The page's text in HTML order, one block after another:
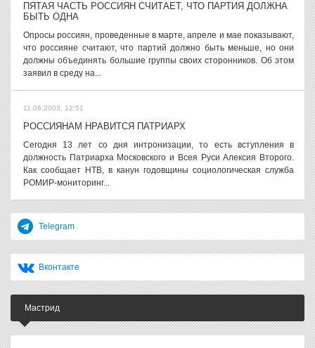
ПЯТАЯ ЧАСТЬ РОССИЯН СЧИТАЕТ, ЧТО ПАРТИЯ ДОЛЖНА
БЫТЬ ОДНА
Опросы россиян, проведенные в марте, апреле и мае показывают,
что россияне считают, что партий должно быть меньше, но они
должны объединять большие группы своих сторонников. Об этом
заявил в среду на...
11.06.2003, 12:51
РОССИЯНАМ НРАВИТСЯ ПАТРИАРХ
Сегодня 13 лет со дня интронизации, то есть вступления в
должность Патриарха Московского и Всея Руси Алексия Второго.
Как сообщает НТВ, в канун годовщины социологическая служба
РОМИР-мониторинг...
Telegram
Вконтакте
Мастрид